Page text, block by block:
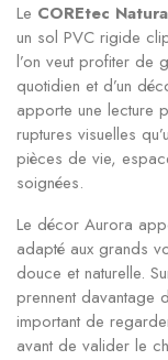
Le COREtec
un sol PVC rigide
l’on veut profiter de
quotidien et d’un
apporte une lecture
ruptures visuelles
pièces de vie,
soignées.
Le décor Aurora
adapté aux grands
douce et naturelle.
prennent davantage
important de
avant de valider le